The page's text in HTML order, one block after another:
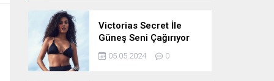
Victorias Secret İle
Güneş Seni Çağırıyor
05.05.2024 0